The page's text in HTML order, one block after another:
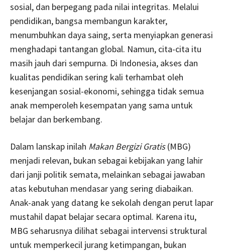
sosial, dan berpegang pada nilai integritas. Melalui
pendidikan, bangsa membangun karakter,
menumbuhkan daya saing, serta menyiapkan generasi
menghadapi tantangan global. Namun, cita-cita itu
masih jauh dari sempurna. Di Indonesia, akses dan
kualitas pendidikan sering kali terhambat oleh
kesenjangan sosial-ekonomi, sehingga tidak semua
anak memperoleh kesempatan yang sama untuk
belajar dan berkembang.
Dalam lanskap inilah Makan Bergizi Gratis(MBG)
menjadi relevan, bukan sebagai kebijakan yang lahir
dari janji politik semata, melainkan sebagai jawaban
atas kebutuhan mendasar yang sering diabaikan.
Anak-anak yang datang ke sekolah dengan perut lapar
mustahil dapat belajar secara optimal. Karena itu,
MBG seharusnya dilihat sebagai intervensi struktural
untuk memperkecil jurang ketimpangan, bukan